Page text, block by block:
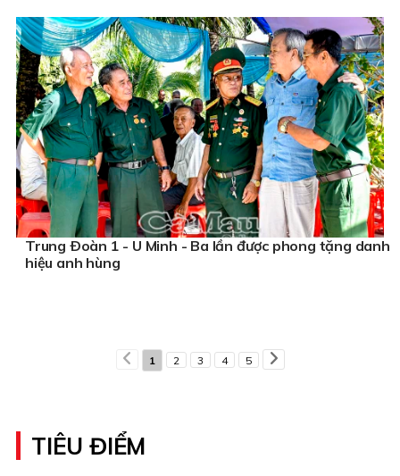
Trung Ðoàn 1 - U Minh - Ba lần được phong tặng danh
hiệu anh hùng
1 2 3 4 5
TIÊU ĐIỂM